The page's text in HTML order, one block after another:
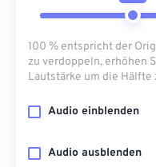
100 % entspricht der
zu verdoppeln, erhöhen
Lautstärke um die Hälfte
Audio einblenden
Audio ausblenden